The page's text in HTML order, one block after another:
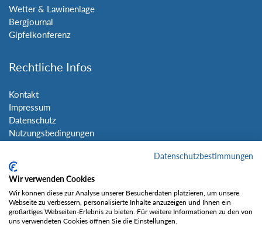
Wetter & Lawinenlage
Bergjournal
Gipfelkonferenz
Rechtliche Infos
Kontakt
Impressum
Datenschutz
Nutzungsbedingungen
Social Media
Datenschutzbestimmungen
Wir verwenden Cookies
Wir können diese zur Analyse unserer Besucherdaten platzieren, um unsere
Webseite zu verbessern, personalisierte Inhalte anzuzeigen und Ihnen ein
großartiges Webseiten-Erlebnis zu bieten. Für weitere Informationen zu den von
uns verwendeten Cookies öffnen Sie die Einstellungen.